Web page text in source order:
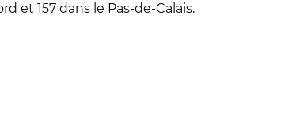
et 157 dans le Pas-de-Calais.